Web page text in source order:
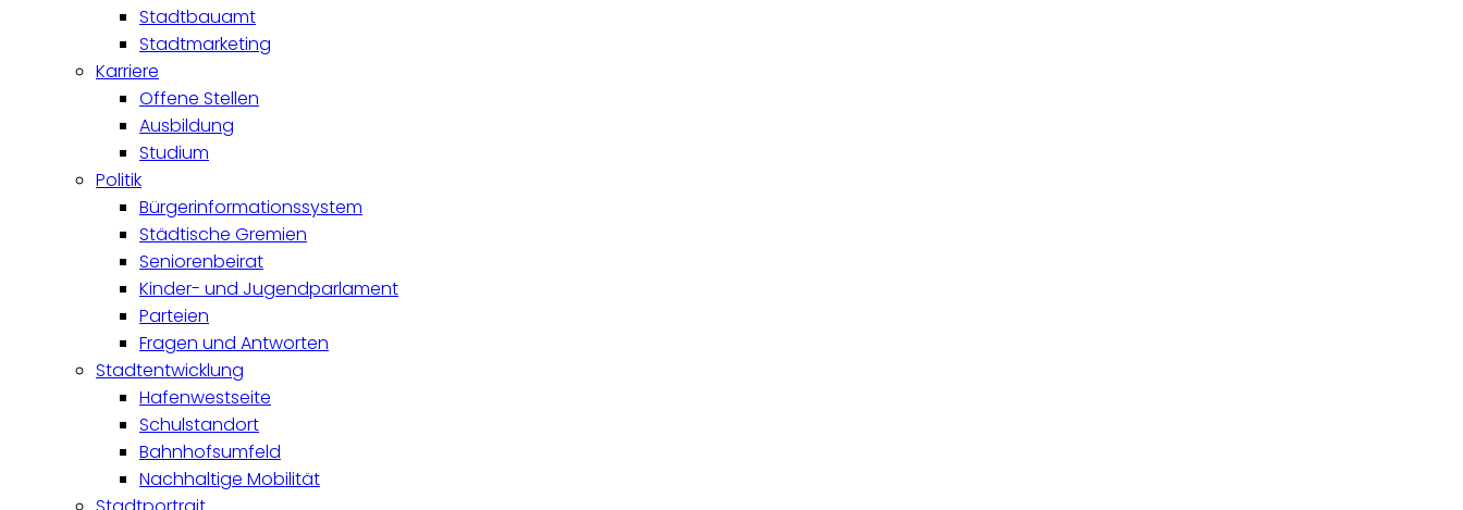
Stadtbauamt
Stadtmarketing
Karriere
Offene Stellen
Ausbildung
Studium
Politik
Bürgerinformationssystem
Städtische Gremien
Seniorenbeirat
Kinder- und Jugendparlament
Parteien
Fragen und Antworten
Stadtentwicklung
Hafenwestseite
Schulstandort
Bahnhofsumfeld
Nachhaltige Mobilität